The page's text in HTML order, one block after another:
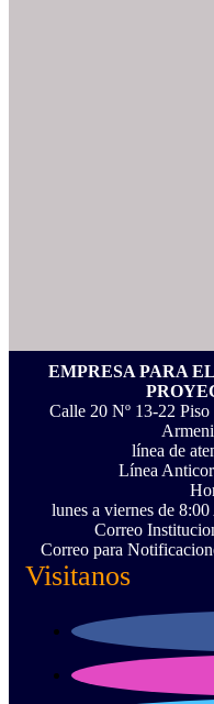
EMPRESA PARA
Calle 20 Nº 13-22
línea de
Línea
lunes a viernes de
Correo
Correo para
Visitanos